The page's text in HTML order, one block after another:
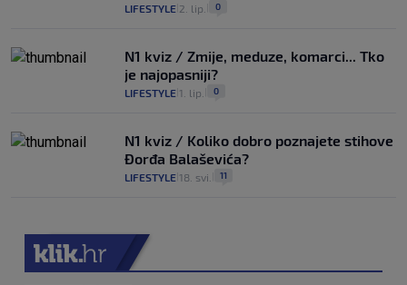
LIFESTYLE 2. lip. 0
N1 kviz / Zmije, meduze, komarci... Tko
je najopasniji?
LIFESTYLE 1. lip. 0
N1 kviz / Koliko dobro poznajete stihove
Đorđa Balaševića?
LIFESTYLE 18. svi. 11